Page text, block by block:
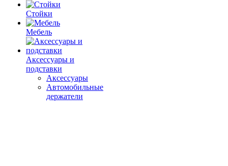
Стойки
Мебель
Аксессуары и
подставки
Аксессуары
Автомобильные
держатели